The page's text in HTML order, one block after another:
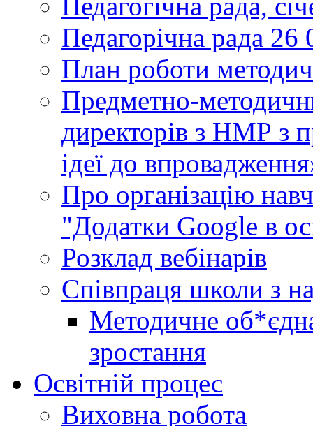
Педагорічна рада 26
План роботи
Предметно-
директорів з НМР з
ідеї до
Про організацію
"Додатки Google в
Розклад вебінарів
Співпраця школи з
Методичне
зростання
Освітній процес
Виховна робота